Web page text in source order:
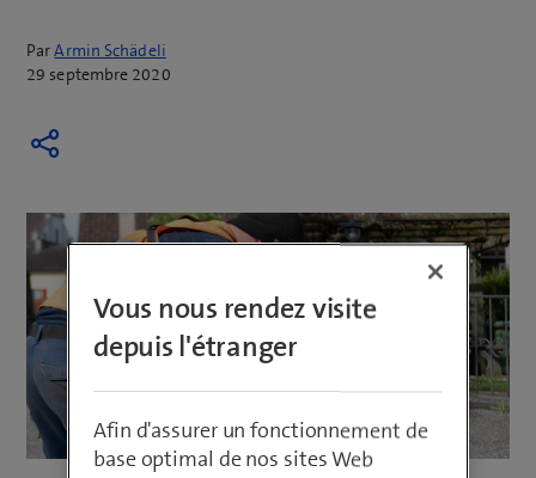
ParArmin Schädeli
29 septembre 2020
Vous nous rendez visite
depuis l'étranger
Afin d'assurer un fonctionnement de
base optimal de nos sites Web